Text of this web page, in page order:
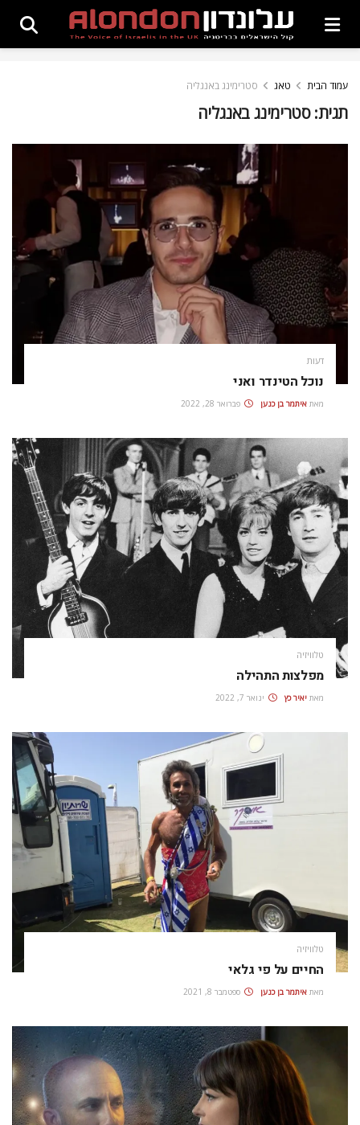
עמוד הבית טאג סטרימינג באנגליה
תגית:סטרימינג באנגליה
דעות
נוכל הטינדר ואני
מאת איתמר בן כנען פברואר 28, 2022
טלוויזיה
מפלצות התהילה
מאת יאיר כץ ינואר 7, 2022
טלוויזיה
החיים על פי גלאי
מאת איתמר בן כנען ספטמבר 8, 2021